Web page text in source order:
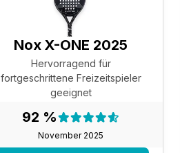
Nox X-ONE 2025
Hervorragend für
fortgeschrittene Freizeitspieler
geeignet
92 %
November 2025
Testergebnis:
92 %